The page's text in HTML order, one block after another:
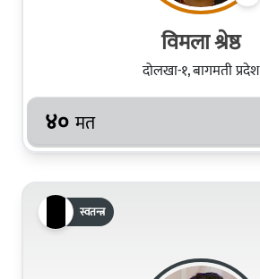
विमला श्रेष्ठ
दोलखा-१, बागमती प्रदेश
४० मत
स्वतन्त्र